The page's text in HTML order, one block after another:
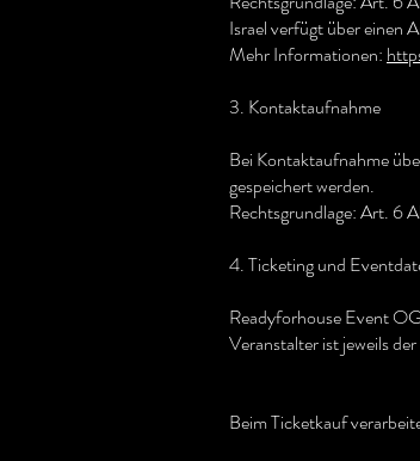
Israel verfügt über einen
Mehr Informationen:
3. Kontaktaufnahme
Bei Kontaktaufnahme
gespeichert werden.
Rechtsgrundlage: Art. 6
4. Ticketing und
Readyforhouse Event
Veranstalter ist jeweils
Beim Ticketkauf